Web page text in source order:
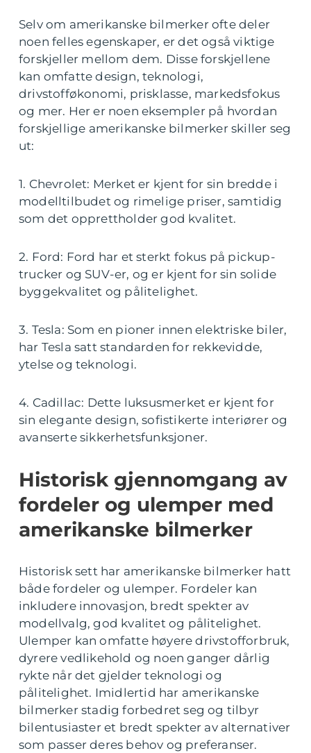
Selv om amerikanske bilmerker ofte deler
noen felles egenskaper, er det også viktige
forskjeller mellom dem. Disse forskjellene
kan omfatte design, teknologi,
drivstofføkonomi, prisklasse, markedsfokus
og mer. Her er noen eksempler på hvordan
forskjellige amerikanske bilmerker skiller seg
ut:
1. Chevrolet: Merket er kjent for sin bredde i
modelltilbudet og rimelige priser, samtidig
som det opprettholder god kvalitet.
2. Ford: Ford har et sterkt fokus på pickup-
trucker og SUV-er, og er kjent for sin solide
byggekvalitet og pålitelighet.
3. Tesla: Som en pioner innen elektriske biler,
har Tesla satt standarden for rekkevidde,
ytelse og teknologi.
4. Cadillac: Dette luksusmerket er kjent for
sin elegante design, sofistikerte interiører og
avanserte sikkerhetsfunksjoner.
Historisk gjennomgang av
fordeler og ulemper med
amerikanske bilmerker
Historisk sett har amerikanske bilmerker hatt
både fordeler og ulemper. Fordeler kan
inkludere innovasjon, bredt spekter av
modellvalg, god kvalitet og pålitelighet.
Ulemper kan omfatte høyere drivstofforbruk,
dyrere vedlikehold og noen ganger dårlig
rykte når det gjelder teknologi og
pålitelighet. Imidlertid har amerikanske
bilmerker stadig forbedret seg og tilbyr
bilentusiaster et bredt spekter av alternativer
som passer deres behov og preferanser.